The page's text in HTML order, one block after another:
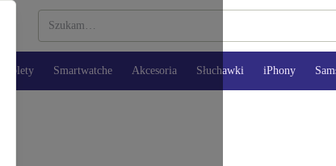
Tablety Smartwatche Akcesoria Słuchawki iPhony